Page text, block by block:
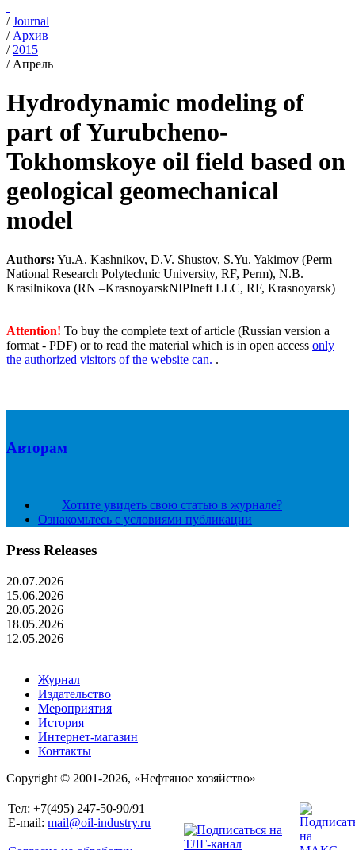
/Journal
/ Архив
/ 2015
/ Апрель
Hydrodynamic modeling of
part of Yurubcheno-
Tokhomskoye oil field based on
geological geomechanical
model
Authors: Yu.A. Kashnikov, D.V. Shustov, S.Yu. Yakimov (Perm
National Research Polytechnic University, RF, Perm), N.B.
Krasilnikova (RN –KrasnoyarskNIPIneft LLC, RF, Krasnoyarsk)
Attention! To buy the complete text of article (Russian version a
format - PDF) or to read the material which is in open access only
the authorized visitors of the website can. .
Авторам
Хотите увидеть свою статью в журнале?
Ознакомьтесь с условиями публикации
Press Releases
20.07.2026
15.06.2026
20.05.2026
18.05.2026
12.05.2026
Журнал
Издательство
Мероприятия
История
Интернет-магазин
Контакты
Copyright © 2001-2026, «Нефтяное хозяйство»
Тел: +7(495) 247-50-90/91
E-mail: mail@oil-industry.ru